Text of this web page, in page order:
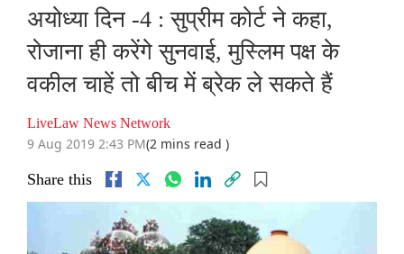
अयोध्या दिन -4 : सुप्रीम कोर्ट ने कहा,
रोजाना ही करेंगे सुनवाई, मुस्लिम पक्ष के
वकील चाहें तो बीच में ब्रेक ले सकते हैं
LiveLaw News Network
9 Aug 2019 2:43 PM(2 mins read )
Share this